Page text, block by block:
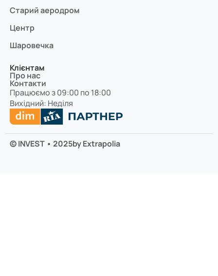
Старий аеродром
Центр
Шаровечка
Клієнтам
Про нас
Контакти
Працюємо з 09:00 по 18:00
Вихідний: Неділя
© INVEST • 2025by Extrapolia